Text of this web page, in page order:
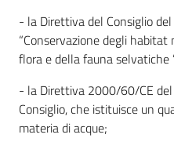
Territorio
Argomenti
Novità
- la Direttiva del Consiglio
“Conservazione degli
flora e della fauna selvatiche
- la Direttiva 2000/60/CE
Consiglio, che istituisce un
materia di acque;